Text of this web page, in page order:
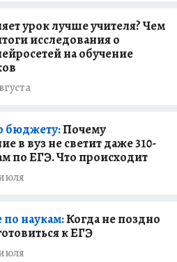
урок лучше учителя? Чем
исследования о
на обучение
бюджету:Почему
в вуз не светит даже 310-
по ЕГЭ. Что происходит
наукам:Когда не поздно
к ЕГЭ